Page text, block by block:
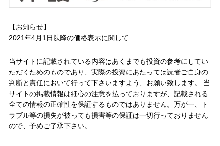
【お知らせ】
2021年4月1日以降の価格表示に関して
当サイトに記載されている内容はあくまでも投資の参考にしてい
ただくためのものであり、実際の投資にあたっては読者ご自身の
判断と責任において行って下さいますよう、お願い致します。 当
サイトの掲載情報は細心の注意を払っておりますが、記載される
全ての情報の正確性を保証するものではありません。万が一、ト
ラブル等の損失が被っても損害等の保証は一切行っておりません
ので、予めご了承下さい。